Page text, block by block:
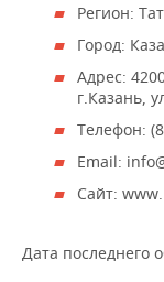
Регион:
Город:
Адрес:
г.Казань,
Телефон:
Email:
Сайт:
Дата последнего